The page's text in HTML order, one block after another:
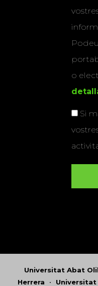
o
Si
Universitat Abat
Herrera • Universitat